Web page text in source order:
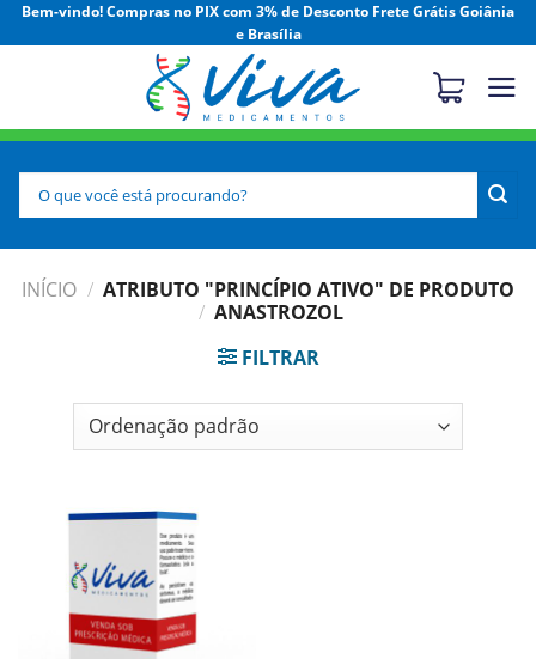
Skip
to
Bem-vindo! Compras no PIX com 3% de Desconto Frete Grátis Goiânia
e Brasília
por:
INÍCIO / ATRIBUTO "PRINCÍPIO ATIVO" DE PRODUTO
/ ANASTROZOL
FILTRAR